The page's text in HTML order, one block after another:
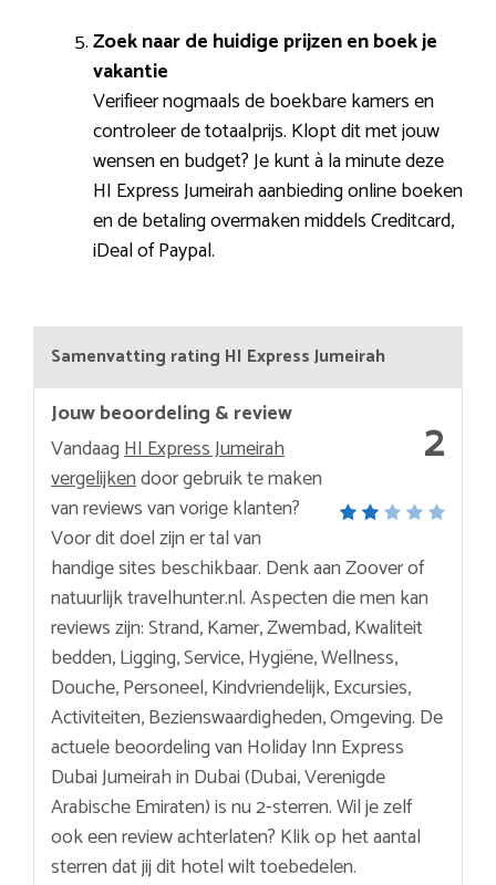
Zoek naar de huidige prijzen en boek je
vakantie
Verifieer nogmaals de boekbare kamers en
controleer de totaalprijs. Klopt dit met jouw
wensen en budget? Je kunt à la minute deze
HI Express Jumeirah aanbieding online boeken
en de betaling overmaken middels Creditcard,
iDeal of Paypal.
Samenvatting rating HI Express Jumeirah
2
Jouw beoordeling & review
VandaagHI Express Jumeirah
vergelijkendoor gebruik te maken
van reviews van vorige klanten?
Voor dit doel zijn er tal van
handige sites beschikbaar. Denk aan Zoover of
natuurlijk travelhunter.nl. Aspecten die men kan
reviews zijn: Strand, Kamer, Zwembad, Kwaliteit
bedden, Ligging, Service, Hygiëne, Wellness,
Douche, Personeel, Kindvriendelijk, Excursies,
Activiteiten, Bezienswaardigheden, Omgeving. De
actuele beoordeling van Holiday Inn Express
Dubai Jumeirah in Dubai (Dubai, Verenigde
Arabische Emiraten) is nu 2-sterren. Wil je zelf
ook een review achterlaten? Klik op het aantal
sterren dat jij dit hotel wilt toebedelen.